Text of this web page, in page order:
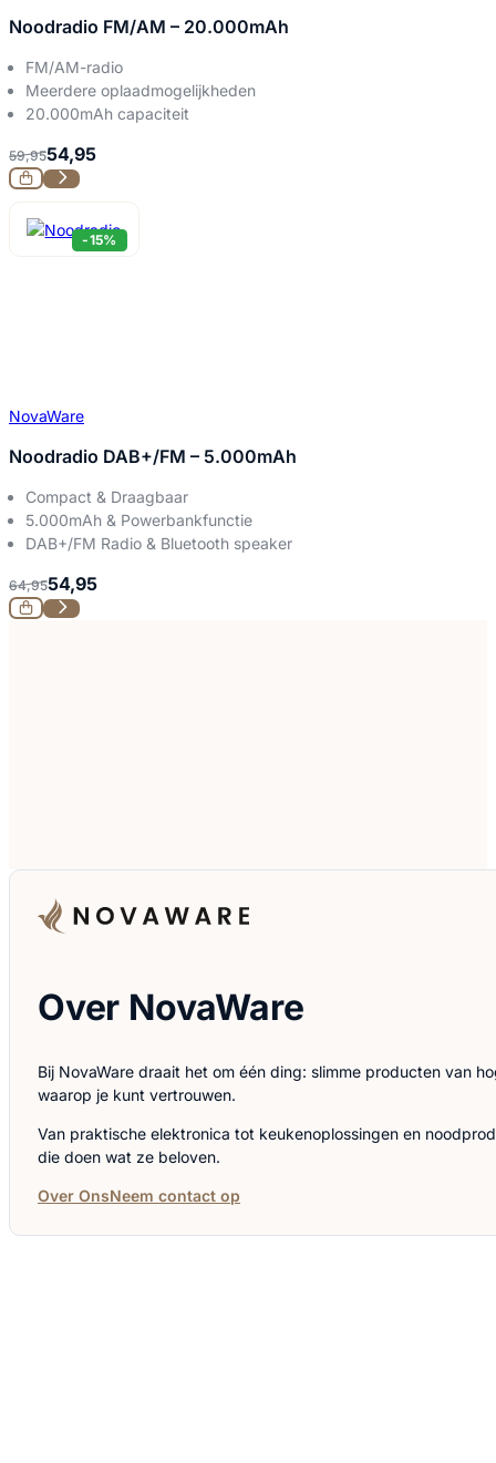
Noodradio FM/AM – 20.000mAh
FM/AM-radio
Meerdere oplaadmogelijkheden
20.000mAh capaciteit
59,9554,95
-15%
NovaWare
Noodradio DAB+/FM – 5.000mAh
Compact & Draagbaar
5.000mAh & Powerbankfunctie
DAB+/FM Radio & Bluetooth speaker
64,9554,95
Over NovaWare
Bij NovaWare draait het om één ding: slimme producten van
waarop je kunt vertrouwen.
Van praktische elektronica tot keukenoplossingen en
die doen wat ze beloven.
Over OnsNeem contact op